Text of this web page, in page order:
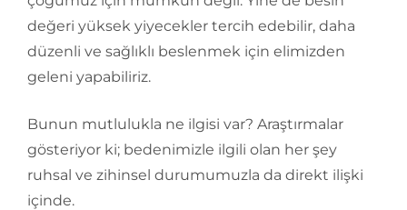
değeri yüksek yiyecekler tercih edebilir, daha
düzenli ve sağlıklı beslenmek için elimizden
geleni yapabiliriz.
Bunun mutlulukla ne ilgisi var? Araştırmalar
gösteriyor ki; bedenimizle ilgili olan her şey
ruhsal ve zihinsel durumumuzla da direkt ilişki
içinde.